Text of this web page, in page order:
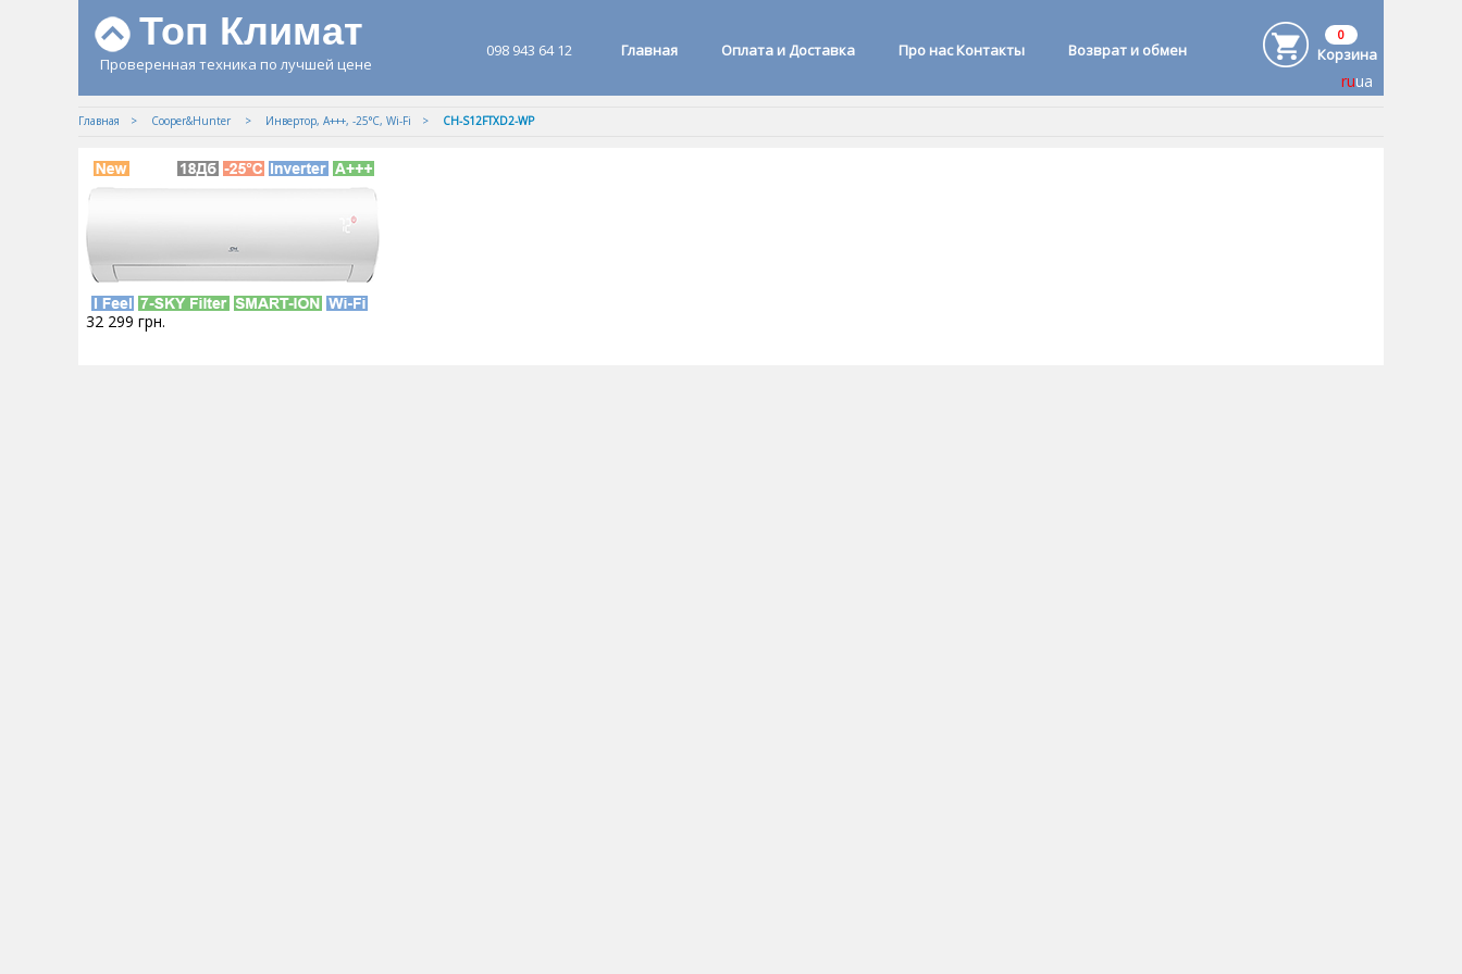
ruua
Топ Климат
Проверенная техника по лучшей цене
098 943 64 12 Главная Оплата и Доставка Про нас Контакты Возврат и обмен
0
Корзина
Главная Cooper&Hunter Инвертор, А+++, -25°С, Wi-Fi CH-S12FTXD2-WP
32 299 грн.